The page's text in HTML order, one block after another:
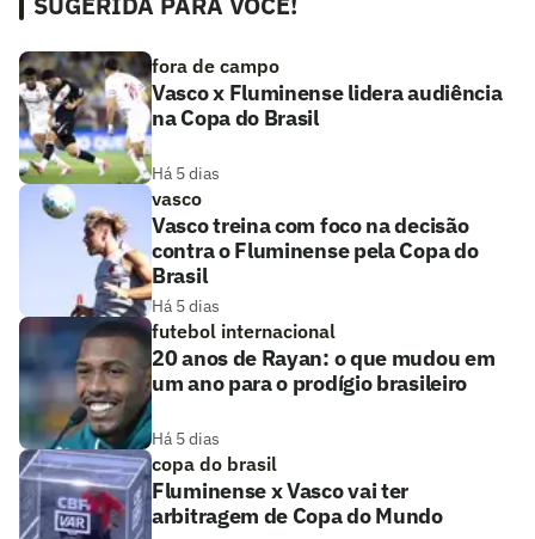
fora de campo
Vasco x Fluminense lidera audiência
na Copa do Brasil
Há 5 dias
vasco
Vasco treina com foco na decisão
contra o Fluminense pela Copa do
Brasil
Há 5 dias
futebol internacional
20 anos de Rayan: o que mudou em
um ano para o prodígio brasileiro
Há 5 dias
copa do brasil
Fluminense x Vasco vai ter
arbitragem de Copa do Mundo